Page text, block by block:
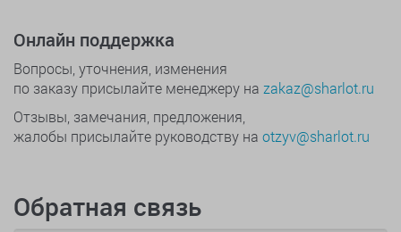
Онлайн поддержка
Вопросы, уточнения, изменения
по заказу присылайте менеджеру на zakaz@sharlot.ru
Отзывы, замечания, предложения,
жалобы присылайте руководству на otzyv@sharlot.ru
Обратная связь